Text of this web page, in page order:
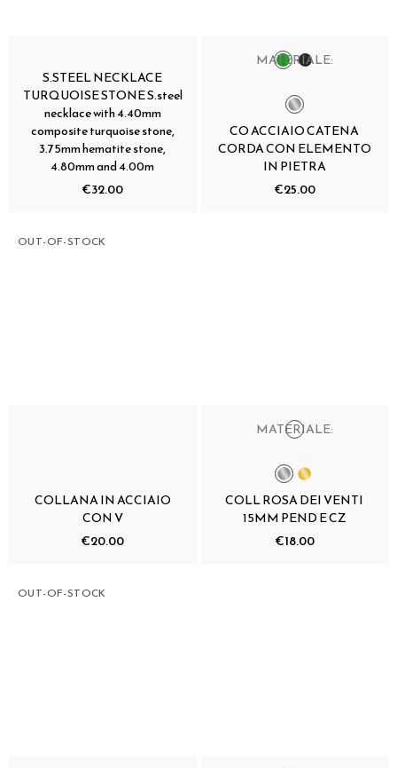
S.STEEL NECKLACE
TURQUOISE STONE S.steel
necklace with 4.40mm
composite turquoise stone,
3.75mm hematite stone,
4.80mm and 4.00m
€32.00
MATERIALE:
CO ACCIAIO CATENA
CORDA CON ELEMENTO
IN PIETRA
€25.00
OUT-OF-STOCK
COLLANA IN ACCIAIO
CON V
€20.00
MATERIALE:
COLL ROSA DEI VENTI
15MM PEND E CZ
€18.00
OUT-OF-STOCK